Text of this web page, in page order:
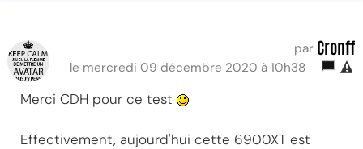
par Cronff
le mercredi 09 décembre 2020 à 10h38
Merci CDH pour ce test
Effectivement, aujourd'hui cette 6900XT est